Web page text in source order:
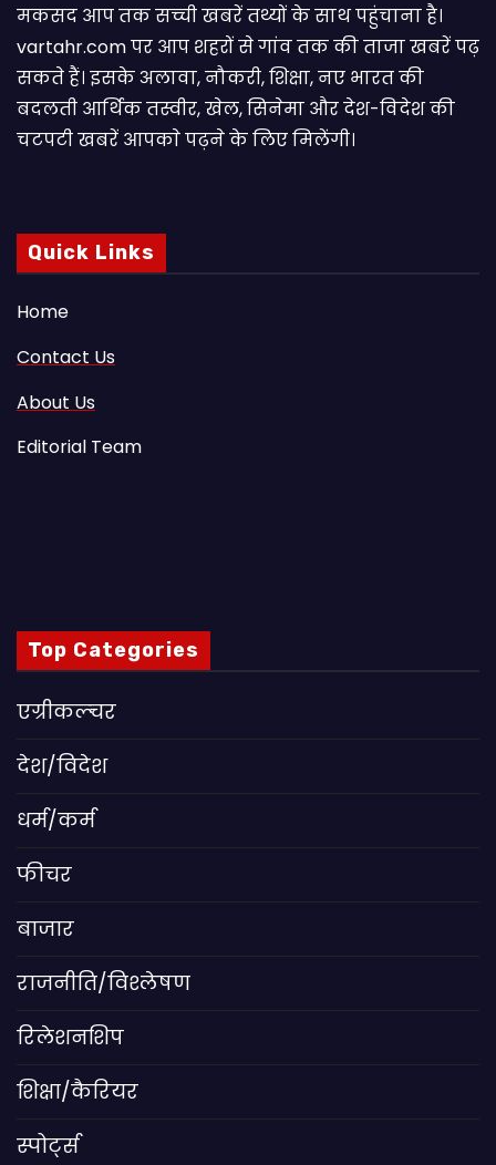
मकसद आप तक सच्ची खबरें तथ्यों के साथ पहुंचाना है।
vartahr.com पर आप शहरों से गांव तक की ताजा खबरें पढ़
सकते हैं। इसके अलावा, नौकरी, शिक्षा, नए भारत की
बदलती आर्थिक तस्वीर, खेल, सिनेमा और देश-विदेश की
चटपटी खबरें आपकाे पढ़ने के लिए मिलेंगी।
Quick Links
Home
Contact Us
About Us
Editorial Team
Top Categories
एग्रीकल्चर
देश/विदेश
धर्म/कर्म
फीचर
बाजार
राजनीति/विश्लेषण
रिलेशनशिप
शिक्षा/कैरियर
स्पोर्ट्स